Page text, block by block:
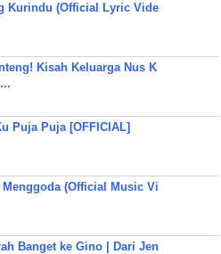
Kurindu (Official Lyric Vide
Kisah Keluarga Nus K
Puja Puja [OFFICIAL]
Menggoda (Official Music Vi
Banget ke Gino | Dari Jen